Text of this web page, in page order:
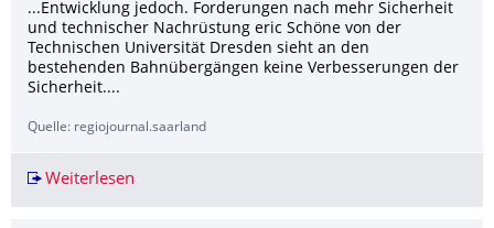
...Entwicklung jedoch. Forderungen nach mehr Sicherheit
und technischer Nachrüstung eric Schöne von der
Technischen Universität Dresden sieht an den
bestehenden Bahnübergängen keine Verbesserungen der
Sicherheit....
Quelle: regiojournal.saarland
Weiterlesen